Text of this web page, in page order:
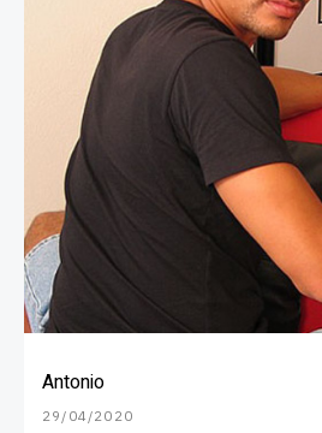
Antonio
29/04/2020